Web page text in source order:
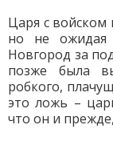
Царя с войском
но не ожидая
Новгород за
позже была
робкого,
это ложь –
что он и